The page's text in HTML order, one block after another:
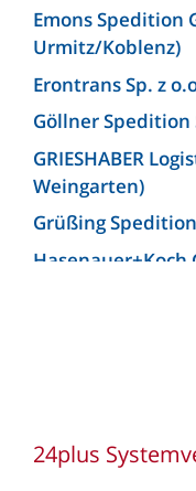
Emons Spedition
Urmitz/Koblenz)
Erontrans Sp. z
Göllner Spedition
GRIESHABER
Weingarten)
Grüßing
Hasenauer+Koch
Kunzendorf
24plus